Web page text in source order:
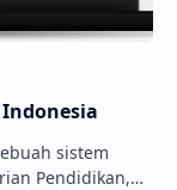
sistem
Pendidikan,